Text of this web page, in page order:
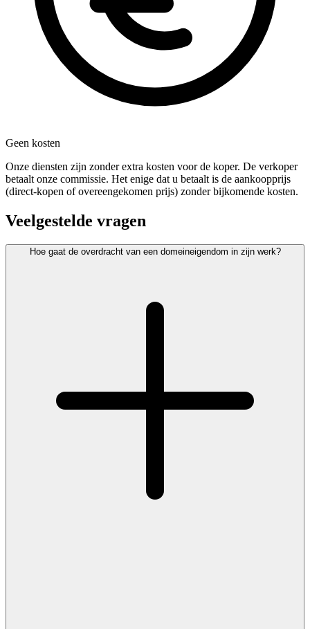
Geen kosten
Onze diensten zijn zonder extra kosten voor de koper. De verkoper
betaalt onze commissie. Het enige dat u betaalt is de aankoopprijs
(direct-kopen of overeengekomen prijs) zonder bijkomende kosten.
Veelgestelde vragen
Hoe gaat de overdracht van een domeineigendom in zijn werk?